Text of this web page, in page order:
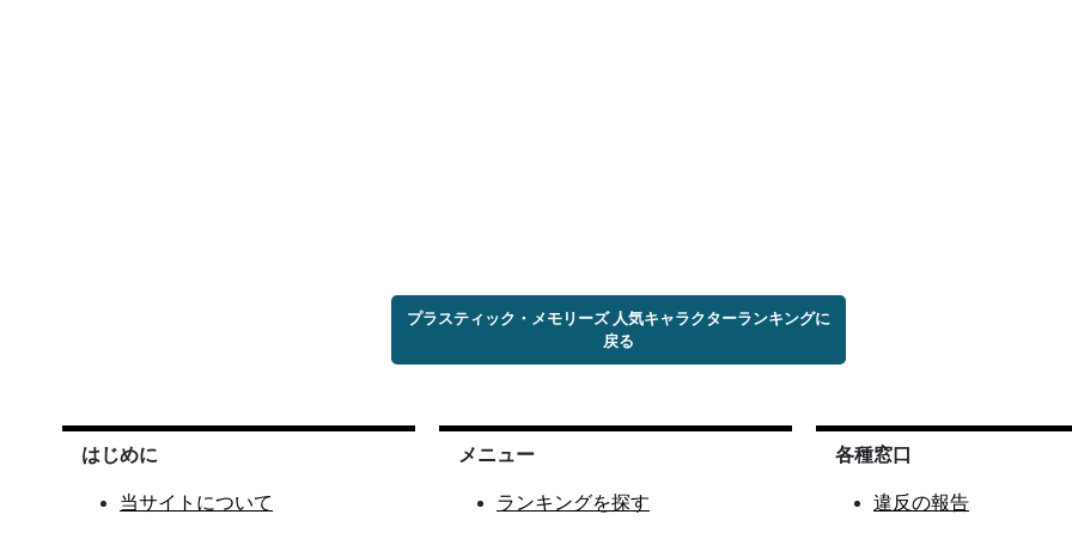
プラスティック・メモリーズ 人気キャラクターランキングに
戻る
はじめに
当サイトについて
メニュー
ランキングを探す
各種窓口
違反の報告